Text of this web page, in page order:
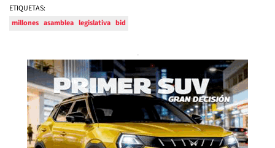
ETIQUETAS:
millones asamblea legislativa bid